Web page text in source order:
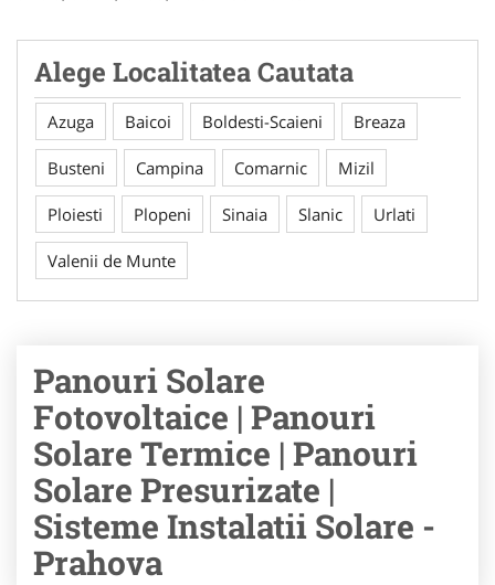
Alege Localitatea Cautata
Azuga Baicoi Boldesti-Scaieni Breaza
Busteni Campina Comarnic Mizil
Ploiesti Plopeni Sinaia Slanic Urlati
Valenii de Munte
Panouri Solare
Fotovoltaice | Panouri
Solare Termice | Panouri
Solare Presurizate |
Sisteme Instalatii Solare -
Prahova